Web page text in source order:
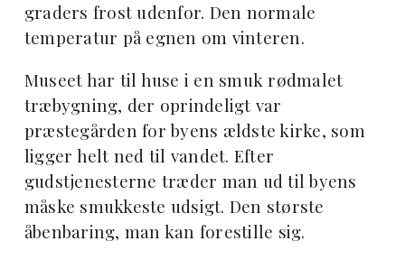
graders frost udenfor. Den normale
temperatur på egnen om vinteren.
Museet har til huse i en smuk rødmalet
træbygning, der oprindeligt var
præstegården for byens ældste kirke, som
ligger helt ned til vandet. Efter
gudstjenesterne træder man ud til byens
måske smukkeste udsigt. Den største
åbenbaring, man kan forestille sig.